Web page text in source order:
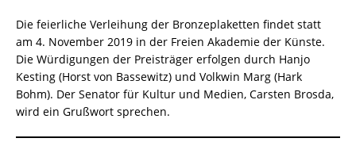
Die feierliche Verleihung der Bronzeplaketten findet statt
am 4. November 2019 in der Freien Akademie der Künste.
Die Würdigungen der Preisträger erfolgen durch Hanjo
Kesting (Horst von Bassewitz) und Volkwin Marg (Hark
Bohm). Der Senator für Kultur und Medien, Carsten Brosda,
wird ein Grußwort sprechen.